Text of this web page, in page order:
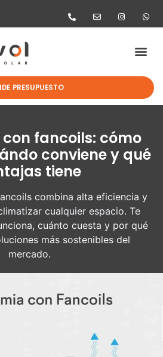
PRESUPUESTO
fancoils: cómo
conviene y qué
tiene
combina alta eficiencia y
cualquier espacio. Te
cuánto cuesta y por qué
más sostenibles del
mercado.